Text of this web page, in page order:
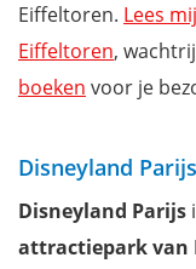
Eiffeltoren. Lees
Eiffeltoren,
boeken voor je
Disneyland
Disneyland Parijs
attractiepark van